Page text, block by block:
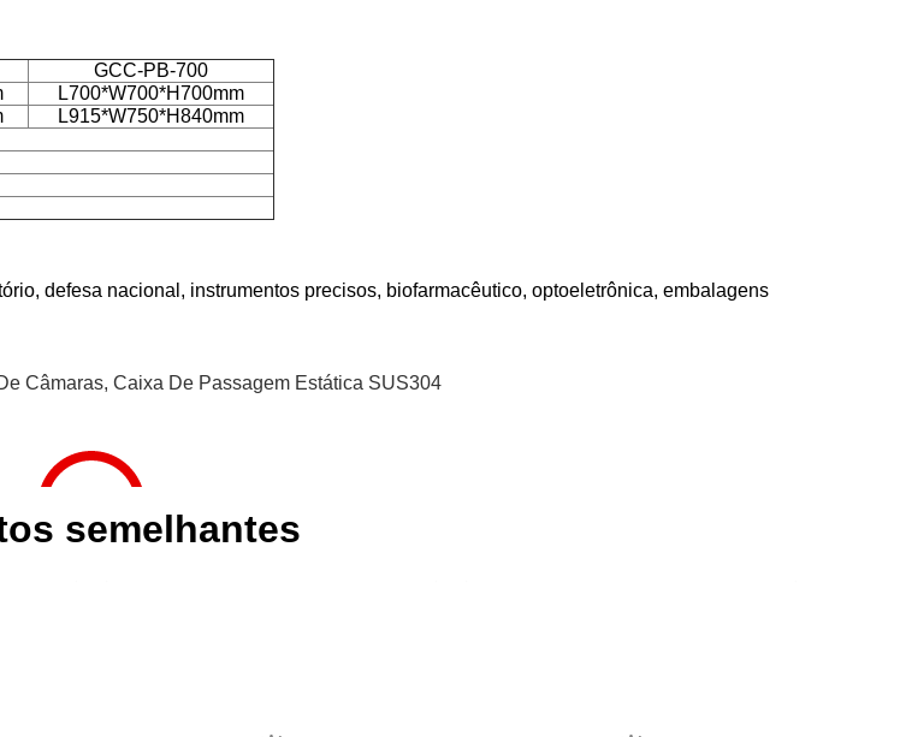
GCC-PB-700
L700*W700*H700mm
L915*W750*H840mm
defesa nacional, instrumentos precisos, biofarmacêutico, optoeletrônica, embalagens
Câmaras, Caixa De Passagem Estática SUS304
semelhantes